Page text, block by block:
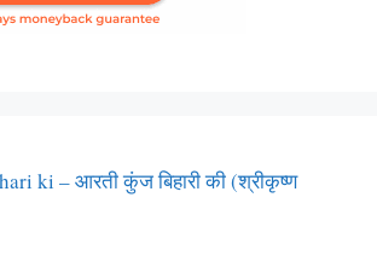
ki – आरती कुंज बिहारी की (श्रीकृष्ण